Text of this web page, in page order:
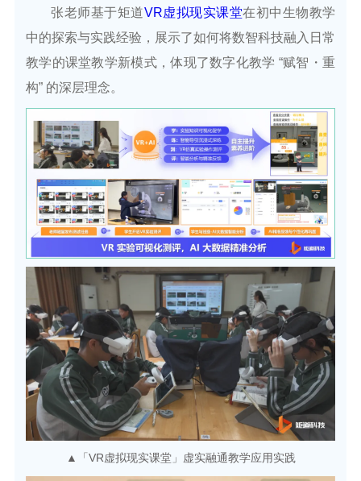
张老师基于矩道VR虚拟现实课堂在初中生物教学
中的探索与实践经验，展示了如何将数智科技融入日常
教学的课堂教学新模式，体现了数字化教学 “赋智・重
构” 的深层理念。
▲「VR虚拟现实课堂」虚实融通教学应用实践